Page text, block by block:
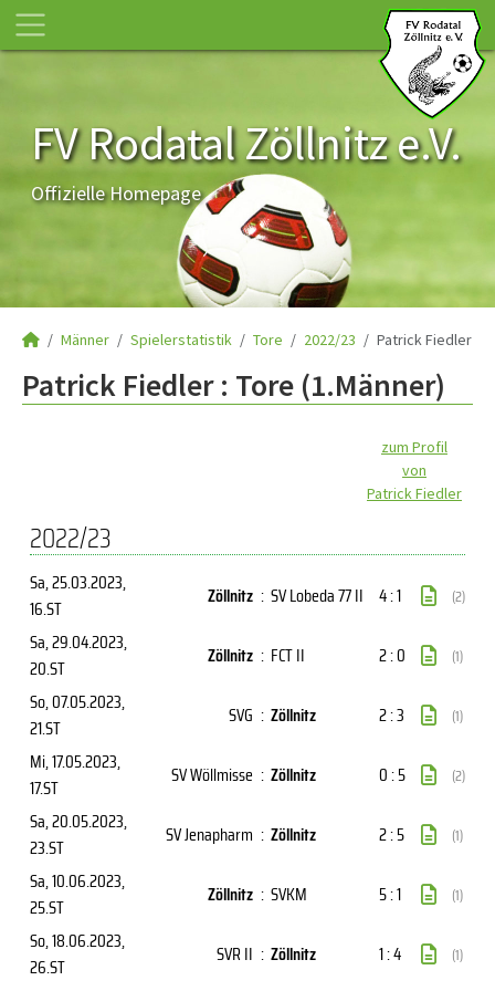
FV Rodatal Zöllnitz e.V.
Offizielle Homepage
Männer Spielerstatistik Tore 2022/23 Patrick Fiedler
Patrick Fiedler : Tore (1.Männer)
zum Profil
von
Patrick Fiedler
2022/23
Sa, 25.03.2023,
16.ST
Zöllnitz : SV Lobeda 77 II 4 : 1 (2)
Sa, 29.04.2023,
20.ST
Zöllnitz : FCT II 2 : 0 (1)
So, 07.05.2023,
21.ST
SVG : Zöllnitz 2 : 3 (1)
Mi, 17.05.2023,
17.ST
SV Wöllmisse : Zöllnitz 0 : 5 (2)
Sa, 20.05.2023,
23.ST
SV Jenapharm : Zöllnitz 2 : 5 (1)
Sa, 10.06.2023,
25.ST
Zöllnitz : SVKM 5 : 1 (1)
So, 18.06.2023,
26.ST
SVR II : Zöllnitz 1 : 4 (1)